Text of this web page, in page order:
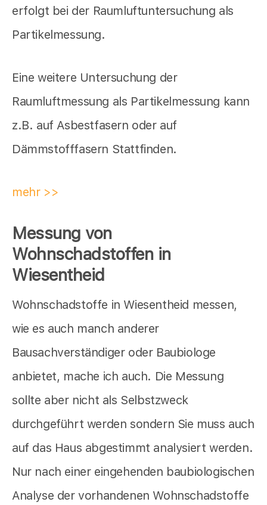
erfolgt bei der Raumluftuntersuchung als
Partikelmessung.
Eine weitere Untersuchung der
Raumluftmessung als Partikelmessung kann
z.B. auf Asbestfasern oder auf
Dämmstofffasern Stattfinden.
mehr >>
Messung von
Wohnschadstoffen in
Wiesentheid
Wohnschadstoffe in Wiesentheid messen,
wie es auch manch anderer
Bausachverständiger oder Baubiologe
anbietet, mache ich auch. Die Messung
sollte aber nicht als Selbstzweck
durchgeführt werden sondern Sie muss auch
auf das Haus abgestimmt analysiert werden.
Nur nach einer eingehenden baubiologischen
Analyse der vorhandenen Wohnschadstoffe